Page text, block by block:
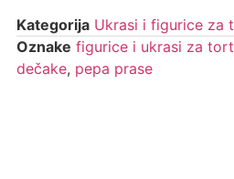
Kategorija Ukrasi i figurice za
Oznake figurice i ukrasi za
dečake, pepa prase